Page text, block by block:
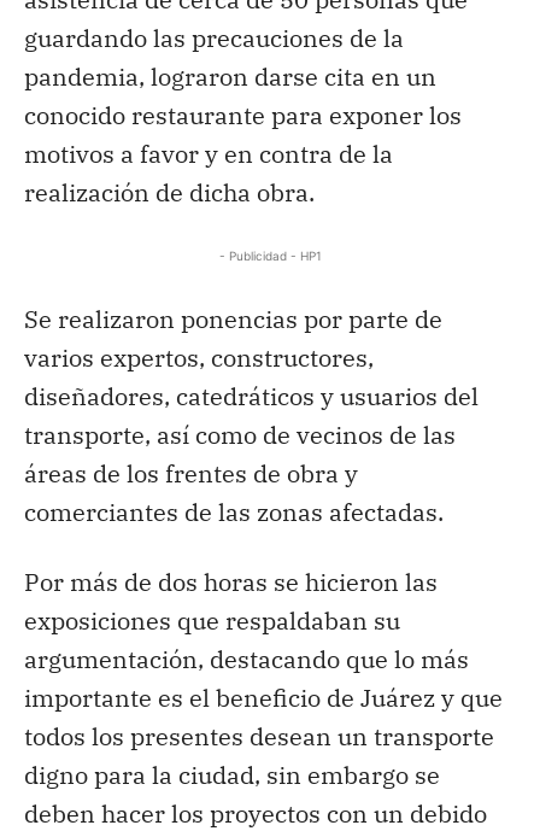
guardando las precauciones de la
pandemia, lograron darse cita en un
conocido restaurante para exponer los
motivos a favor y en contra de la
realización de dicha obra.
- Publicidad - HP1
Se realizaron ponencias por parte de
varios expertos, constructores,
diseñadores, catedráticos y usuarios del
transporte, así como de vecinos de las
áreas de los frentes de obra y
comerciantes de las zonas afectadas.
Por más de dos horas se hicieron las
exposiciones que respaldaban su
argumentación, destacando que lo más
importante es el beneficio de Juárez y que
todos los presentes desean un transporte
digno para la ciudad, sin embargo se
deben hacer los proyectos con un debido